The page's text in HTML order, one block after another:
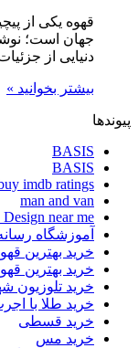
قهوه یکی از
جهان است؛
دنیایی از
بیشتر بخوانید »
پیوندها
BASIS
BASIS
imdb ratings
man and van
Design near me
آموزشگاه
خرید بهترین
خرید بهترین
خرید تلوزیون
خرید طلا با
خرید قسطی
خرید مس